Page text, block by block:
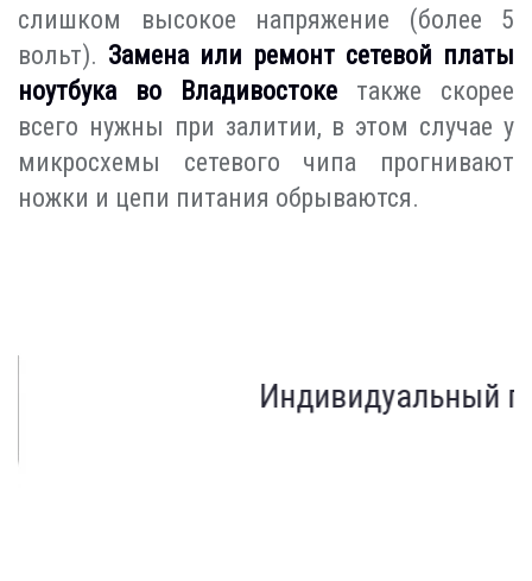
слишком высокое напряжение (более 5
вольт). Замена или ремонт сетевой платы
ноутбука во Владивостоке также скорее
всего нужны при залитии, в этом случае у
микросхемы сетевого чипа прогнивают
ножки и цепи питания обрываются.